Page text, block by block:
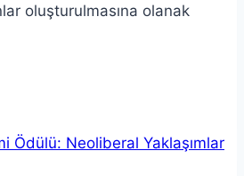
oluşturulmasına olanak